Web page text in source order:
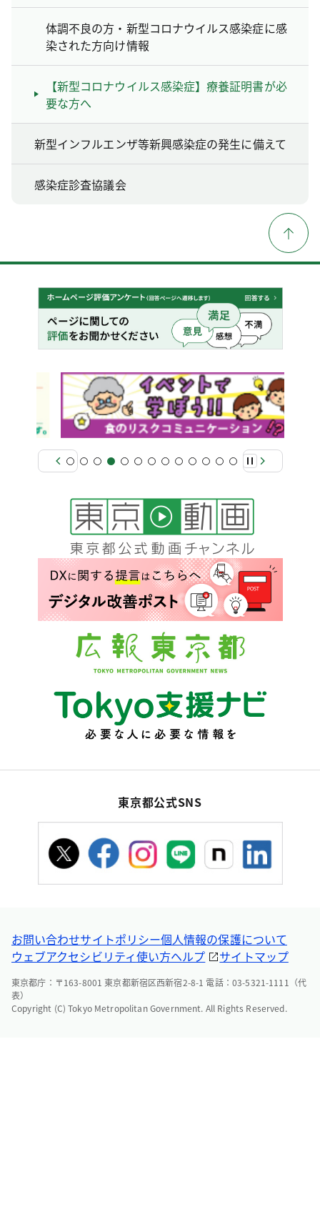
体調不良の方・新型コロナウイルス感染症に感
染された方向け情報
【新型コロナウイルス感染症】療養証明書が必
要な方へ
新型インフルエンザ等新興感染症の発生に備えて
感染症診査協議会
東京都公式SNS
お問い合わせサイトポリシー個人情報の保護について
ウェブアクセシビリティ使い方ヘルプ サイトマップ
東京都庁：〒163-8001 東京都新宿区西新宿2-8-1 電話：03-5321-1111（代
表）
Copyright (C) Tokyo Metropolitan Government. All Rights Reserved.